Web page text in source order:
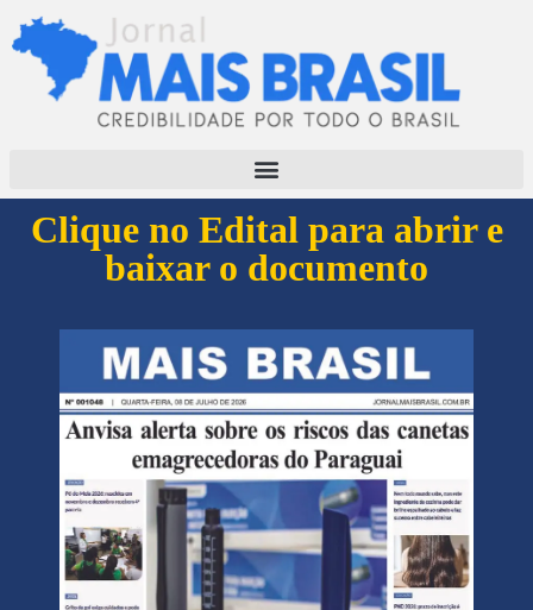
Clique no Edital para abrir e
baixar o documento